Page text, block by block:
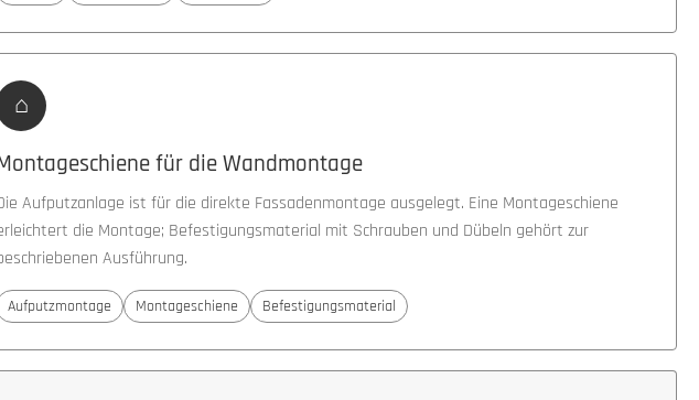
⌂
für die Wandmontage
Aufputzanlage ist für die direkte Fassadenmontage ausgelegt. Eine Montageschiene
die Montage; Befestigungsmaterial mit Schrauben und Dübeln gehört zur
Ausführung.
Aufputzmontage Montageschiene Befestigungsmaterial